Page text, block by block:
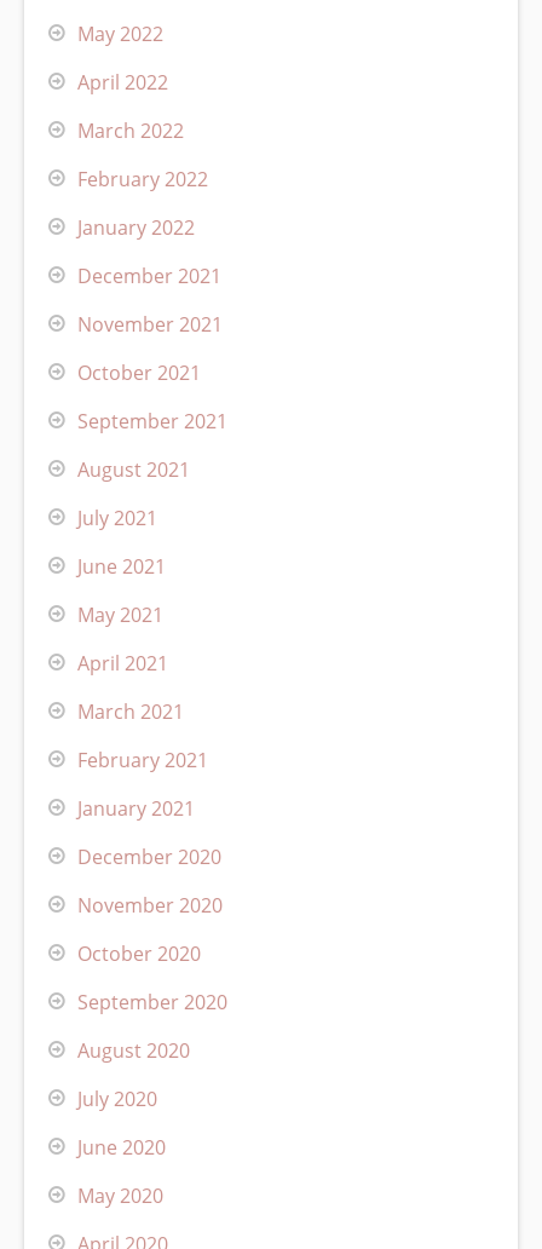
May 2022
April 2022
March 2022
February 2022
January 2022
December 2021
November 2021
October 2021
September 2021
August 2021
July 2021
June 2021
May 2021
April 2021
March 2021
February 2021
January 2021
December 2020
November 2020
October 2020
September 2020
August 2020
July 2020
June 2020
May 2020
April 2020